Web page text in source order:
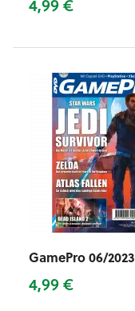
4,99 €
GamePro 06/2023
4,99 €